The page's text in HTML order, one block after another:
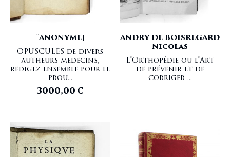
PARE Ambroise
PINEL Philippe
PUZOS Nicolas
ROUX Philibert-Joseph
SCARPA Antonio
SENAC Jean-Baptiste
SPIGELIUS Adrianus
STAHL Georg Ernst
VESALIUS Andreas
VESLING Johannes
VIEUSSENS Raymond
Thermalisme
Urologie
Yeux[ANONYME]
OPUSCULES de divers
autheurs medecins,
redigez ensemble pour le
prou...
3000,00€
ANDRY DE BOISREGARD
Nicolas
L'Orthopédie ou l'Art
de prévenir et de
corriger ...